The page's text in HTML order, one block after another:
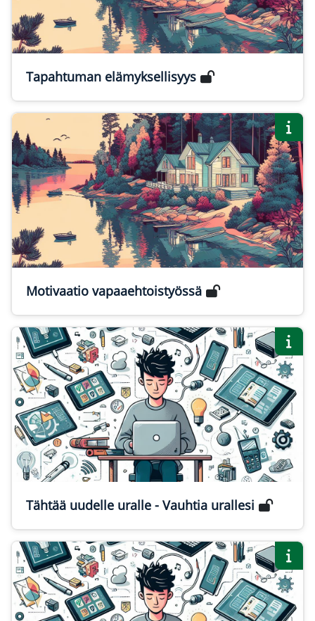
Tapahtuman elämyksellisyys
Motivaatio vapaaehtoistyössä
Tähtää uudelle uralle - Vauhtia urallesi